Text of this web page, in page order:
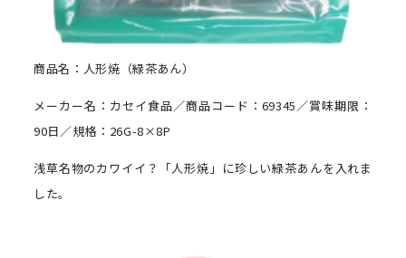
商品名：人形焼（緑茶あん）
メーカー名：カセイ食品／商品コード：69345／賞味期限：
90日／規格：26G-8×8P
浅草名物のカワイイ？「人形焼」に珍しい緑茶あんを入れま
した。